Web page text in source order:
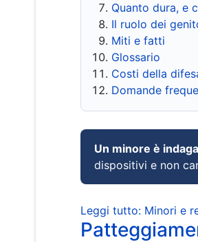
Quanto dura, e
Il ruolo dei
Miti e fatti
Glossario
Costi della
Domande
Un minore è
dispositivi e non
Leggi tutto: Minori e